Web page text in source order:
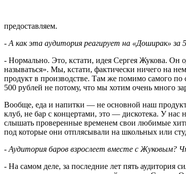
предоставляем.
- А как эта аудитория реагирует на «Доширак» за
- Нормально. Это, кстати, идея Сергея Жукова. Он
называться». Мы, кстати, фактически ничего на
продукт в производстве. Там же помимо самого
500 рублей не потому, что мы хотим очень много
Вообще, еда и напитки — не основной наш
клуб, не бар с концертами, это — дискотека. У
слышать проверенные временем свои любимые
под которые они отплясывали на школьных или
- Аудитория баров взрослеет вместе с Жуковым?
- На самом деле, за последние лет пять аудитория